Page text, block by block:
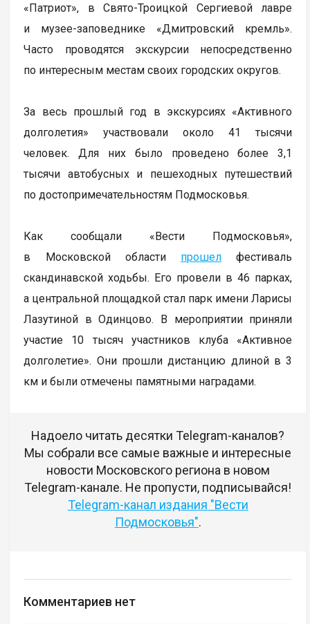
«Патриот», в Свято-Троицкой Сергиевой лавре
и музее-заповеднике «Дмитровский кремль».
Часто проводятся экскурсии непосредственно
по интересным местам своих городских округов.
За весь прошлый год в экскурсиях «Активного
долголетия» участвовали около 41 тысячи
человек. Для них было проведено более 3,1
тысячи автобусных и пешеходных путешествий
по достопримечательностям Подмосковья.
Как сообщали «Вести Подмосковья»,
в Московской области прошел фестиваль
скандинавской ходьбы. Его провели в 46 парках,
а центральной площадкой стал парк имени Ларисы
Лазутиной в Одинцово. В мероприятии приняли
участие 10 тысяч участников клуба «Активное
долголетие». Они прошли дистанцию длиной в 3
км и были отмечены памятными наградами.
Надоело читать десятки Telegram-каналов?
Мы собрали все самые важные и интересные
новости Московского региона в новом
Telegram-канале. Не пропусти, подписывайся!
Telegram-канал издания "Вести
Подмосковья".
Комментариев нет